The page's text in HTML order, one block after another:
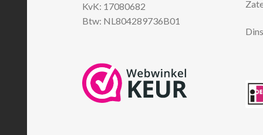
KvK: 17080682
Btw: NL804289736B01